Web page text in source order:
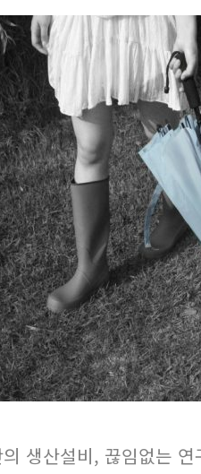
생산설비, 끊임없는